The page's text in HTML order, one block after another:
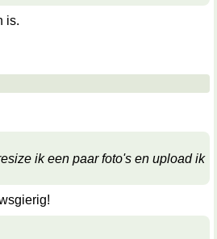
is.
ik een paar foto's en upload ik